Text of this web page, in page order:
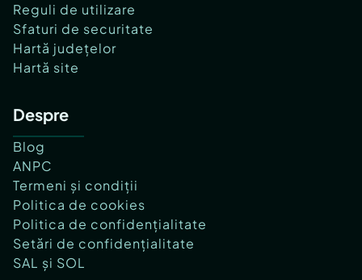
Reguli de utilizare
Sfaturi de securitate
Hartă județelor
Hartă site
Despre
Blog
ANPC
Termeni și condiții
Politica de cookies
Politica de confidențialitate
Setări de confidențialitate
SAL și SOL